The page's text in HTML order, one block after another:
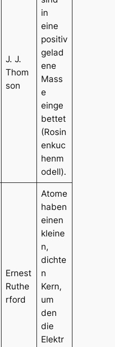
J. J.
Thom
son
in
eine
positiv
gelad
ene
Mass
e
einge
bettet
(Rosin
enkuc
henm
odell).
Ernest
Ruthe
rford
Atome
haben
einen
kleine
n,
dichte
n
Kern,
um
den
die
Elektr